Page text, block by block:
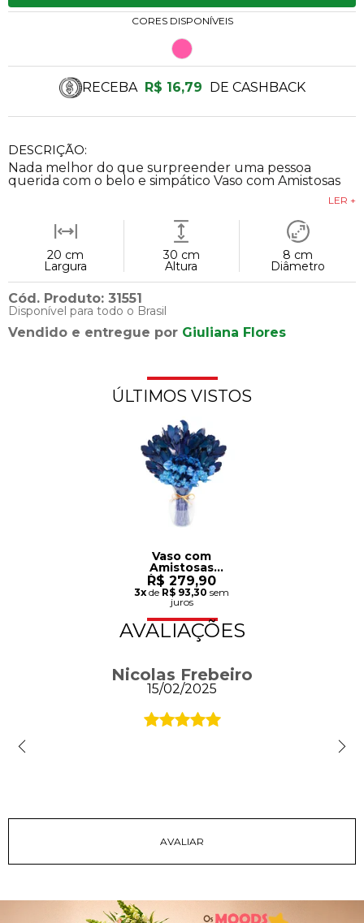
DESCRIÇÃO:
Nada melhor do que surpreender uma pessoa
querida com o belo e simpático Vaso com Amistosas
LER +
CORES DISPONÍVEIS
20 cm
Largura
30 cm
Altura
8 cm
Diâmetro
Cód. Produto: 31551
Disponível para todo o Brasil
Vendido e entregue por Giuliana Flores
RECEBA R$ 16,79 DE CASHBACK
ÚLTIMOS VISTOS
Vaso com
Amistosas
Flores Secas
Azuis
R$ 279,90
3xde R$ 93,30 sem
juros
AVALIAÇÕES
Nicolas Frebeiro
15/02/2025